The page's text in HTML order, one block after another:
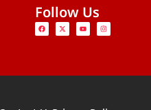
Follow Us